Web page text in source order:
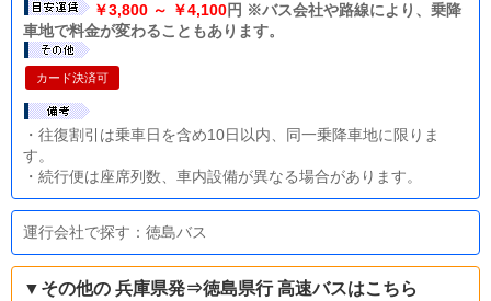
￥3,800 ～ ￥4,100円 ※バス会社や路線により、乗降
車地で料金が変わることもあります。
カード決済可
・往復割引は乗車日を含め10日以内、同一乗降車地に限りま
す。
・続行便は座席列数、車内設備が異なる場合があります。
運行会社で探す：徳島バス
▼その他の 兵庫県発⇒徳島県行 高速バスはこちら